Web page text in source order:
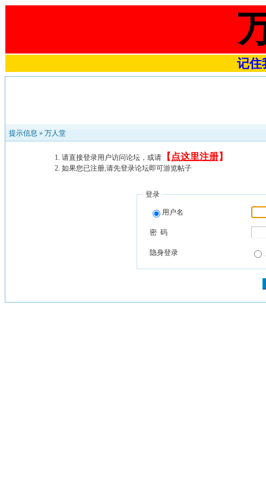
记住
提示信息 » 万人堂
请直接登录用户访问论坛，或请 【 点这里注册】
如果您已注册,请先登录论坛即可游览帖子
登录
用户名
密 码
隐身登录